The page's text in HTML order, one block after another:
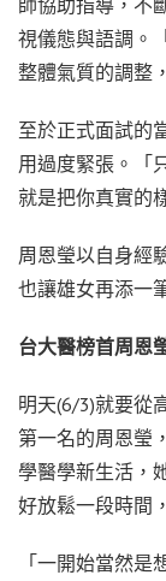
視儀態與語調。
整體氣質的調整
至於正式面試的
用過度緊張。「
就是把你真實的
周恩瑩以自身經
也讓雄女再添一
台大醫榜首周恩
明天(6/3)就要從
第一名的周恩瑩
學醫學新生活，
好放鬆一段時間
「一開始當然